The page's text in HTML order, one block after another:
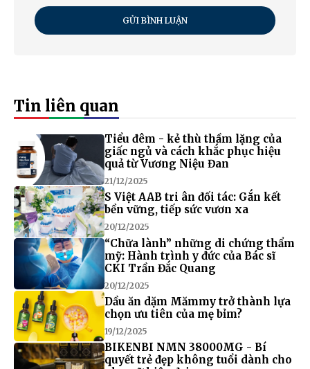
GỬI BÌNH LUẬN
Tin liên quan
Tiểu đêm - kẻ thù thầm lặng của
giấc ngủ và cách khắc phục hiệu
quả từ Vương Niệu Đan
21/12/2025
S Việt AAB tri ân đối tác: Gắn kết
bền vững, tiếp sức vươn xa
20/12/2025
“Chữa lành” những di chứng thẩm
mỹ: Hành trình y đức của Bác sĩ
CKI Trần Đắc Quang
20/12/2025
Dầu ăn dặm Mămmy trở thành lựa
chọn ưu tiên của mẹ bỉm?
19/12/2025
BIKENBI NMN 38000MG - Bí
quyết trẻ đẹp không tuổi dành cho